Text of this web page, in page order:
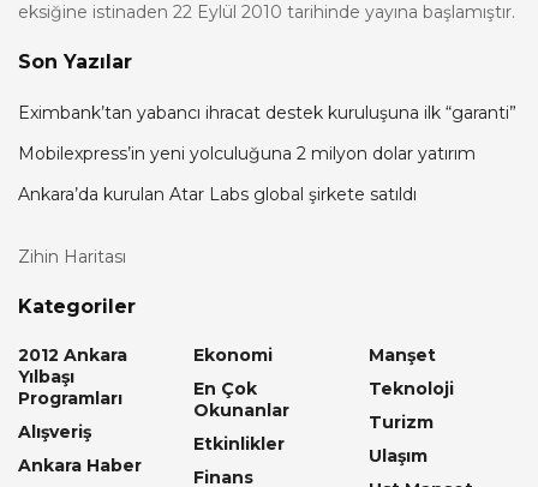
eksiğine istinaden 22 Eylül 2010 tarihinde yayına başlamıştır.
Son Yazılar
Eximbank’tan yabancı ihracat destek kuruluşuna ilk “garanti”
Mobilexpress’in yeni yolculuğuna 2 milyon dolar yatırım
Ankara’da kurulan Atar Labs global şirkete satıldı
Zihin Haritası
Kategoriler
2012 Ankara
Yılbaşı
Programları
Alışveriş
Ankara Haber
Ekonomi
En Çok
Okunanlar
Etkinlikler
Finans
Manşet
Teknoloji
Turizm
Ulaşım